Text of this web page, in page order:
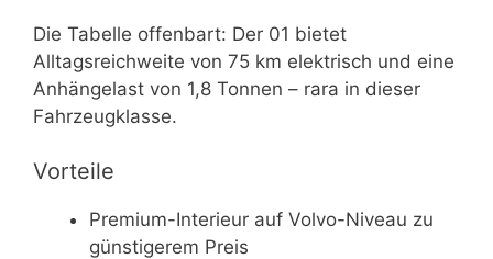
Die Tabelle offenbart: Der 01 bietet
Alltagsreichweite von 75 km elektrisch und eine
Anhängelast von 1,8 Tonnen – rara in dieser
Fahrzeugklasse.
Vorteile
Premium-Interieur auf Volvo-Niveau zu
günstigerem Preis